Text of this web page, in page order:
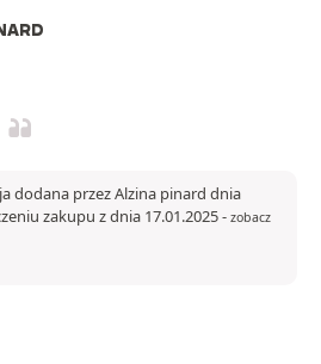
dodana przez Alzina pinard dnia
zakupu z dnia 17.01.2025- zobacz